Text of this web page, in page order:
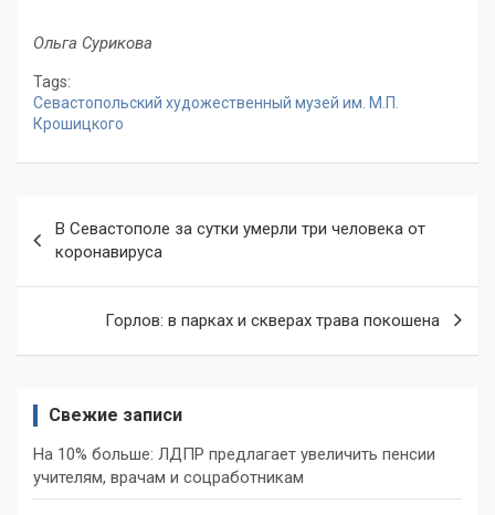
Ольга Сурикова
Tags:
Севастопольский художественный музей им. М.П.
Крошицкого
по
записям
В Севастополе за сутки умерли три человека от
коронавируса
Горлов: в парках и скверах трава покошена
Свежие записи
На 10% больше: ЛДПР предлагает увеличить пенсии
учителям, врачам и соцработникам